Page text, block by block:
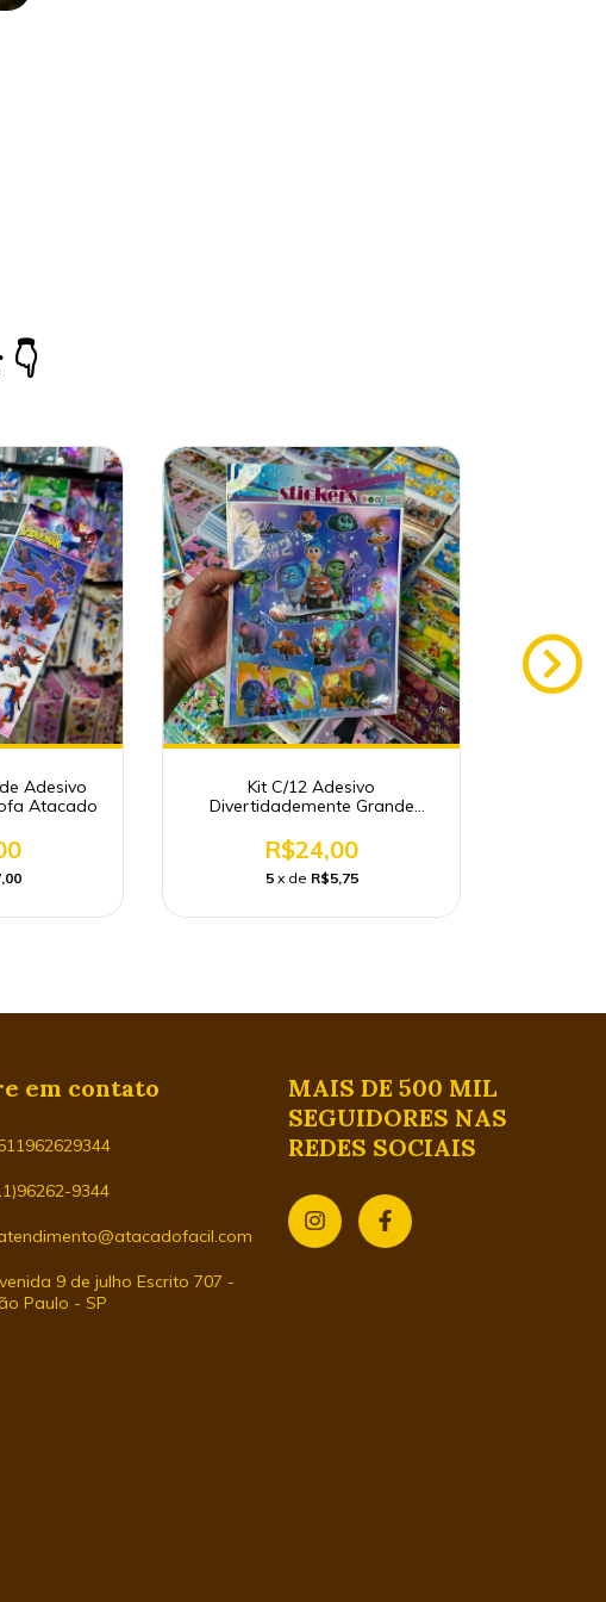
Adesivo
Atacado
Kit C/12 Adesivo
Divertidademente Grande
R$24,00
5 x de R$5,75
em contato
9344
9 de julho Escrito 707 -
Paulo - SP
MAIS DE 500 MIL
SEGUIDORES NAS
REDES SOCIAIS